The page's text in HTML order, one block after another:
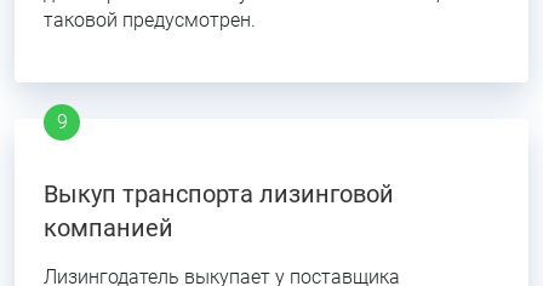
таковой предусмотрен.
Выкуп транспорта лизинговой
компанией
Лизингодатель выкупает у поставщика